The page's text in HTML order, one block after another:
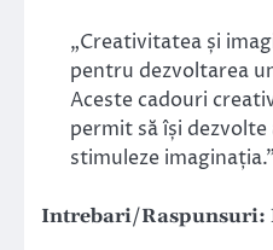
„Creativitatea și
pentru dezvoltarea
Aceste cadouri
permit să își
stimuleze imaginația.”
Intrebari/Raspunsuri: